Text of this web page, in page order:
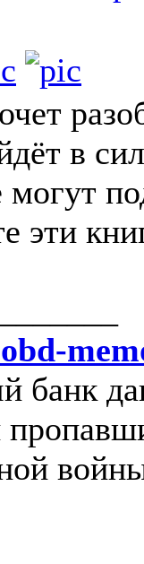
в
эти
банк